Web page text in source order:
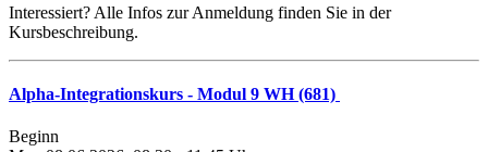
Interessiert? Alle Infos zur Anmeldung finden Sie in der
Kursbeschreibung.
Alpha-Integrationskurs - Modul 9 WH (681)
Beginn